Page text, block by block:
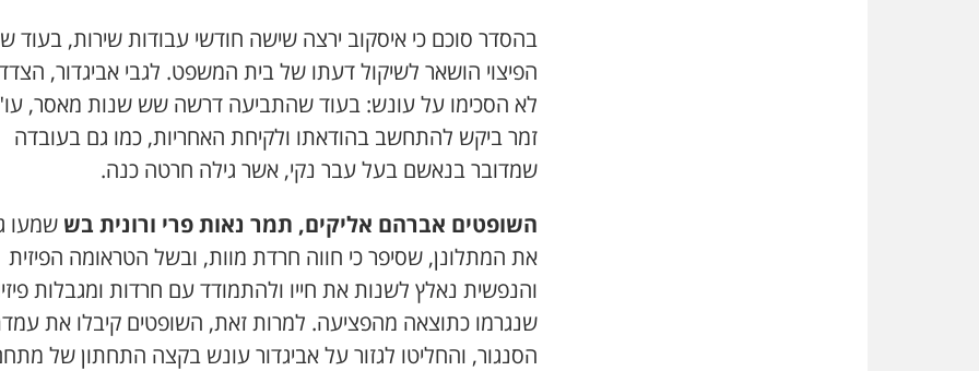
בהסדר סוכם כי איסקוב ירצה שישה חודשי עבודות שירות, בעוד
הפיצוי הושאר לשיקול דעתו של בית המשפט. לגבי אביגדור,
לא הסכימו על עונש: בעוד שהתביעה דרשה שש שנות מאסר,
זמר ביקש להתחשב בהודאתו ולקיחת האחריות, כמו גם בעובדה
שמדובר בנאשם בעל עבר נקי, אשר גילה חרטה כנה.
השופטים אברהם אליקים, תמר נאות פרי ורונית בששמעו
את המתלונן, שסיפר כי חווה חרדת מוות, ובשל הטראומה הפיזית
והנפשית נאלץ לשנות את חייו ולהתמודד עם חרדות ומגבלות
שנגרמו כתוצאה מהפציעה. למרות זאת, השופטים קיבלו את
הסנגור, והחליטו לגזור על אביגדור עונש בקצה התחתון של